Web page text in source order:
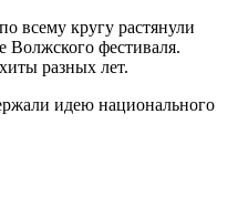
всему кругу растянули
Волжского фестиваля.
разных лет.
идею национального